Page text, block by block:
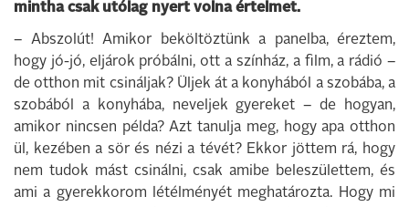
mintha csak utólag nyert volna értelmet.
– Abszolút! Amikor beköltöztünk a panelba, éreztem,
hogy jó-jó, eljárok próbálni, ott a színház, a film, a rádió –
de otthon mit csináljak? Üljek át a konyhából a szobába, a
szobából a konyhába, neveljek gyereket – de hogyan,
amikor nincsen példa? Azt tanulja meg, hogy apa otthon
ül, kezében a sör és nézi a tévét? Ekkor jöttem rá, hogy
nem tudok mást csinálni, csak amibe beleszülettem, és
ami a gyerekkorom létélményét meghatározta. Hogy mi